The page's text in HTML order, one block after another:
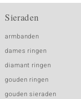
Sieraden
armbanden
dames ringen
diamant ringen
gouden ringen
gouden sieraden